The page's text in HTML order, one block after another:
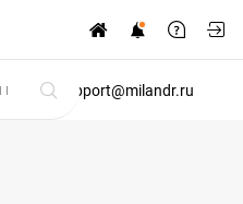
support@milandr.ru